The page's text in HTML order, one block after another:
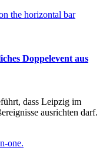
Doppelevent aus
dass Leipzig im
ausrichten darf.